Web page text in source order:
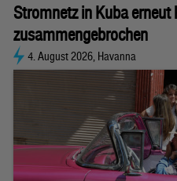
Stromnetz in Kuba erneut
zusammengebrochen
4. August 2026, Havanna